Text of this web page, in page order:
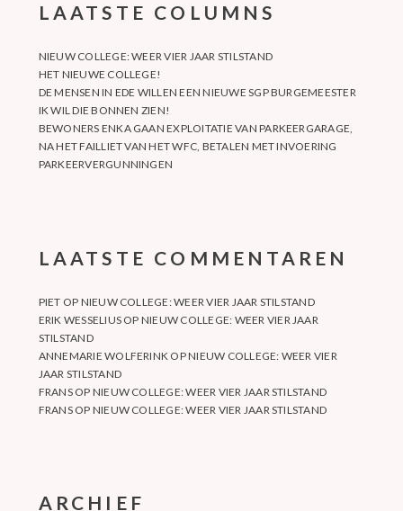
LAATSTE COLUMNS
NIEUW COLLEGE: WEER VIER JAAR STILSTAND
HET NIEUWE COLLEGE!
DE MENSEN IN EDE WILLEN EEN NIEUWE SGP BURGEMEESTER
IK WIL DIE BONNEN ZIEN!
BEWONERS ENKA GAAN EXPLOITATIE VAN PARKEERGARAGE,
NA HET FAILLIET VAN HET WFC, BETALEN MET INVOERING
PARKEERVERGUNNINGEN
LAATSTE COMMENTAREN
PIET OP NIEUW COLLEGE: WEER VIER JAAR STILSTAND
ERIK WESSELIUS OP NIEUW COLLEGE: WEER VIER JAAR
STILSTAND
ANNEMARIE WOLFERINK OPNIEUW COLLEGE: WEER VIER
JAAR STILSTAND
FRANSOP NIEUW COLLEGE: WEER VIER JAAR STILSTAND
FRANSOP NIEUW COLLEGE: WEER VIER JAAR STILSTAND
ARCHIEF